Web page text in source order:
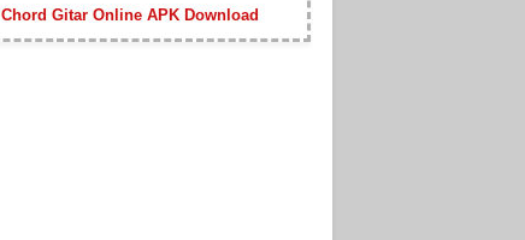
Chord Gitar Online APK Download